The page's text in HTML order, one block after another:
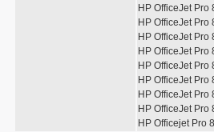
HP OfficeJet Pro
HP OfficeJet Pro
HP OfficeJet Pro
HP OfficeJet Pro
HP OfficeJet Pro
HP OfficeJet Pro
HP OfficeJet Pro
HP OfficeJet Pro
HP Officejet Pro